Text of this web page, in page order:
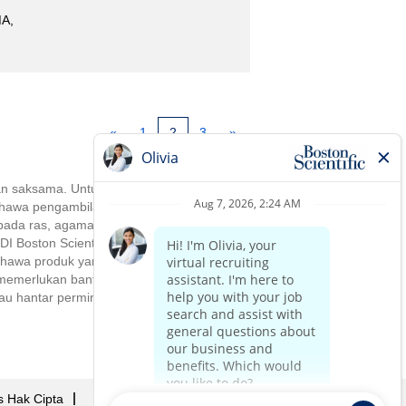
« 1 2 3 »
Untuk memastikan
pengambilan pekerja, tugasan,
ras, agama, warna kulit, asal usul
Boston Scientific, kami
produk yang inovatif dan terbaik
bantuan disebabkan
hantar permintaan secara bertulis
Hak Cipta